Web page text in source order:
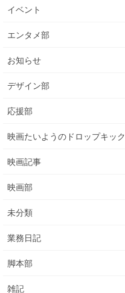
イベント
エンタメ部
お知らせ
デザイン部
応援部
映画たいようのドロップキック
映画記事
映画部
未分類
業務日記
脚本部
雑記